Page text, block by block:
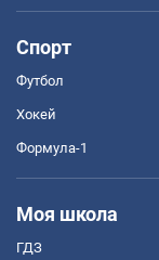
Спорт
Футбол
Хокей
Формула-1
Моя школа
ГДЗ